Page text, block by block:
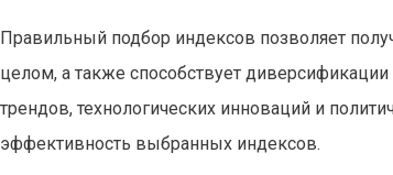
Правильный подбор индексов позволяет
целом, а также способствует
трендов, технологических инноваций и
эффективность выбранных индексов.